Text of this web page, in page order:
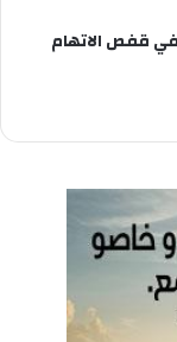
في قفص الاتهام